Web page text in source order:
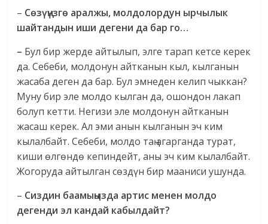
– Сөзүңүзгө аралжы, молдолордун ырчылык
шайтандын иши дегени да бар го…
– Бул бир жерде айтылып, элге тарап кетсе керек
да. Себеби, молдонун айтканын кыл, кылганын
жасаба деген да бар. Бул эмнеден келип чыккан?
Муну бир эле молдо кылган да, ошондон лакап
болуп кетти. Негизи эле молдонун айтканын
жасаш керек. Ал эми анын кылганын эч ким
кылалбайт. Себеби, молдо таң агарганда турат,
киши өлгөндө кепиндейт, аны эч ким кылалбайт.
Жогоруда айтылган сөздүн бир мааниси ушунда.
– Сиздин баамыңызда артис менен молдо
дегенди эл кандай кабылдайт?